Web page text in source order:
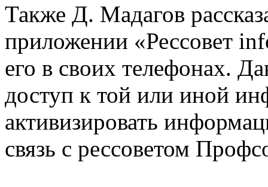
Также Д. Мадагов
приложении «Рессовет
его в своих телефонах.
доступ к той или иной
активизировать
связь с рессоветом